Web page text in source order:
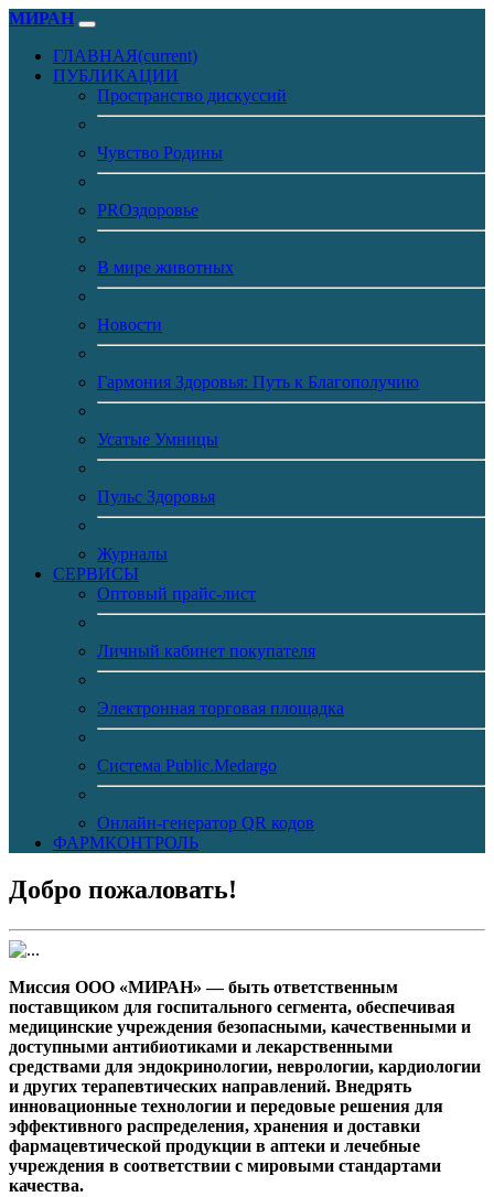
МИРАН
ГЛАВНАЯ(current)
ПУБЛИКАЦИИ
Пространство дискуссий
Чувство Родины
PROздоровье
В мире животных
Новости
Гармония Здоровья: Путь к Благополучию
Усатые Умницы
Пульс Здоровья
Журналы
CЕРВИСЫ
Оптовый прайс-лист
Личный кабинет покупателя
Электронная торговая площадка
Система Public.Medargo
Онлайн-генератор QR кодов
ФАРМКОНТРОЛЬ
Добро пожаловать!
Миссия ООО «МИРАН» — быть ответственным
поставщиком для госпитального сегмента, обеспечивая
медицинские учреждения безопасными, качественными и
доступными антибиотиками и лекарственными
средствами для эндокринологии, неврологии, кардиологии
и других терапевтических направлений. Внедрять
инновационные технологии и передовые решения для
эффективного распределения, хранения и доставки
фармацевтической продукции в аптеки и лечебные
учреждения в соответствии с мировыми стандартами
качества.